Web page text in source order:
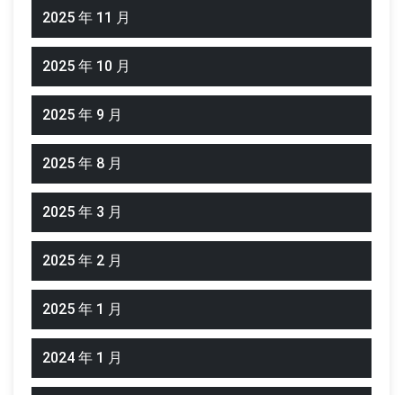
2025 年 11 月
2025 年 10 月
2025 年 9 月
2025 年 8 月
2025 年 3 月
2025 年 2 月
2025 年 1 月
2024 年 1 月